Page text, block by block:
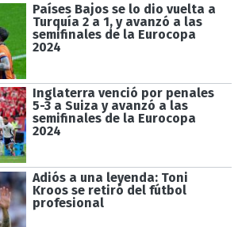
Países Bajos se lo dio vuelta a
Turquía 2 a 1, y avanzó a las
semifinales de la Eurocopa
2024
Inglaterra venció por penales
5-3 a Suiza y avanzó a las
semifinales de la Eurocopa
2024
Adiós a una leyenda: Toni
Kroos se retiró del fútbol
profesional